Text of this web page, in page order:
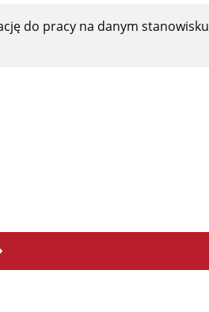
do pracy na danym